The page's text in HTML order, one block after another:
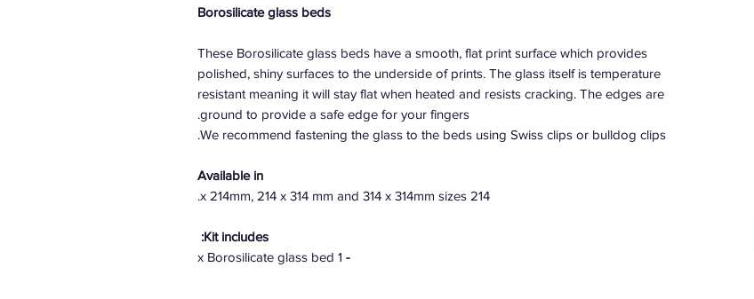
Borosilicate glass beds
These Borosilicate glass beds have a smooth, flat print surface which provides
polished, shiny surfaces to the underside of prints. The glass itself is temperature
resistant meaning it will stay flat when heated and resists cracking. The edges are
ground to provide a safe edge for your fingers.
We recommend fastening the glass to the beds using Swiss clips or bulldog clips.
Available in
214 x 214mm, 214 x 314 mm and 314 x 314mm sizes.
Kit includes:
-